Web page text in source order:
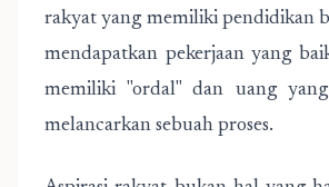
rakyat yang memiliki pendidikan
mendapatkan pekerjaan yang
memiliki "ordal" dan uang
melancarkan sebuah proses.